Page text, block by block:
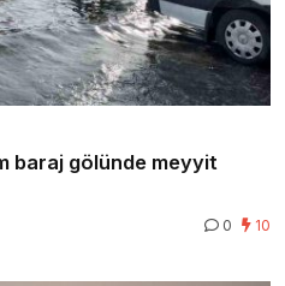
baraj gölünde meyyit
0 10